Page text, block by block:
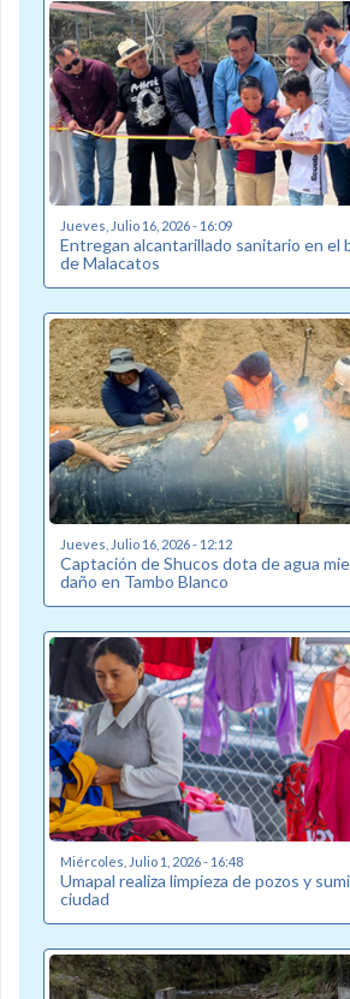
Jueves, Julio 16, 2026 - 16:09
Entregan alcantarillado sanitario en el
de Malacatos
Jueves, Julio 16, 2026 - 12:12
Captación de Shucos dota de agua
daño en Tambo Blanco
Miércoles, Julio 1, 2026 - 16:48
Umapal realiza limpieza de pozos y
ciudad